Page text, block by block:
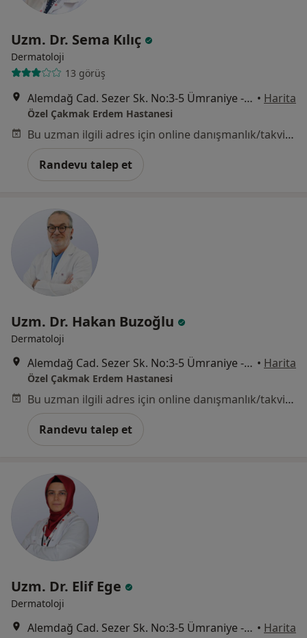
Uzm. Dr. Sema Kılıç
Dermatoloji
13 görüş
Alemdağ Cad. Sezer Sk. No:3-5 Ümraniye - İstanbul, Ümraniye • Harita
Özel Çakmak Erdem Hastanesi
Bu uzman ilgili adres için online danışmanlık/takvim sunmuyor.
Randevu talep et
Uzm. Dr. Hakan Buzoğlu
Dermatoloji
Alemdağ Cad. Sezer Sk. No:3-5 Ümraniye - İstanbul, Ümraniye • Harita
Özel Çakmak Erdem Hastanesi
Bu uzman ilgili adres için online danışmanlık/takvim sunmuyor.
Randevu talep et
Uzm. Dr. Elif Ege
Dermatoloji
Alemdağ Cad. Sezer Sk. No:3-5 Ümraniye - İstanbul, Ümraniye • Harita